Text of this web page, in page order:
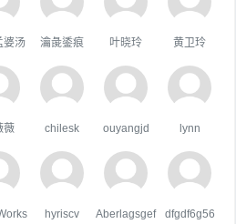
婆汤 瀹彘鋈痕 叶晓玲 黄卫玲
薇 chilesk ouyangjd lynn
hyriscv Aberlagsgef dfgdf6g56